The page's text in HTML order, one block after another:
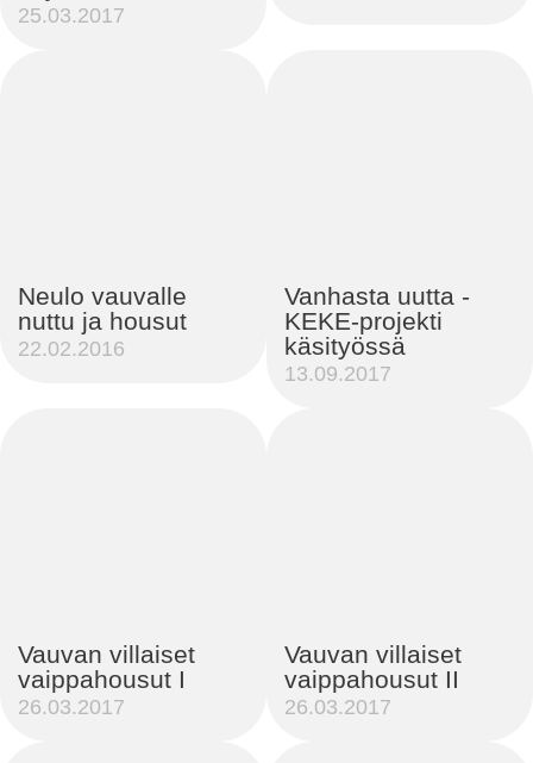
25.03.2017
Neulo vauvalle
nuttu ja housut
22.02.2016
Vanhasta uutta -
KEKE-projekti
käsityössä
13.09.2017
Vauvan villaiset
vaippahousut I
26.03.2017
Vauvan villaiset
vaippahousut II
26.03.2017